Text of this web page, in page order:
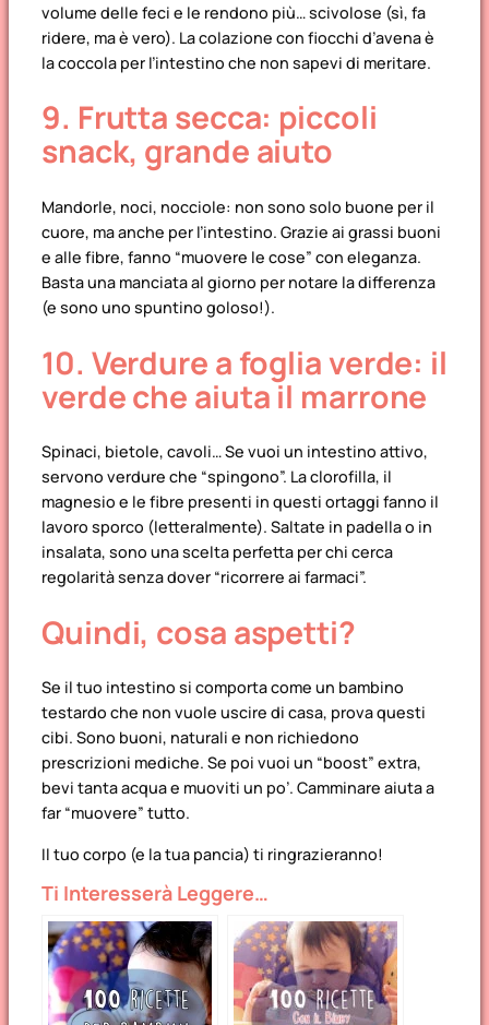
volume delle feci e le rendono più… scivolose (sì, fa
ridere, ma è vero). La colazione con fiocchi d’avena è
la coccola per l’intestino che non sapevi di meritare.
9. Frutta secca: piccoli
snack, grande aiuto
Mandorle, noci, nocciole: non sono solo buone per il
cuore, ma anche per l’intestino. Grazie ai grassi buoni
e alle fibre, fanno “muovere le cose” con eleganza.
Basta una manciata al giorno per notare la differenza
(e sono uno spuntino goloso!).
10. Verdure a foglia verde: il
verde che aiuta il marrone
Spinaci, bietole, cavoli… Se vuoi un intestino attivo,
servono verdure che “spingono”. La clorofilla, il
magnesio e le fibre presenti in questi ortaggi fanno il
lavoro sporco (letteralmente). Saltate in padella o in
insalata, sono una scelta perfetta per chi cerca
regolarità senza dover “ricorrere ai farmaci”.
Quindi, cosa aspetti?
Se il tuo intestino si comporta come un bambino
testardo che non vuole uscire di casa, prova questi
cibi. Sono buoni, naturali e non richiedono
prescrizioni mediche. Se poi vuoi un “boost” extra,
bevi tanta acqua e muoviti un po’. Camminare aiuta a
far “muovere” tutto.
Il tuo corpo (e la tua pancia) ti ringrazieranno!
Ti Interesserà Leggere…